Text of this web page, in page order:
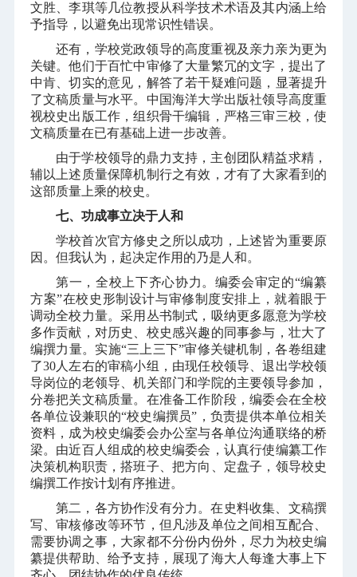
文胜、李琪等几位教授从科学技术术语及其内涵上给
予指导，以避免出现常识性错误。
还有，学校党政领导的高度重视及亲力亲为更为
关键。他们于百忙中审修了大量繁冗的文字，提出了
中肯、切实的意见，解答了若干疑难问题，显著提升
了文稿质量与水平。中国海洋大学出版社领导高度重
视校史出版工作，组织骨干编辑，严格三审三校，使
文稿质量在已有基础上进一步改善。
由于学校领导的鼎力支持，主创团队精益求精，
辅以上述质量保障机制行之有效，才有了大家看到的
这部质量上乘的校史。
七、功成事立决于人和
学校首次官方修史之所以成功，上述皆为重要原
因。但我认为，起决定作用的乃是人和。
第一，全校上下齐心协力。编委会审定的“编纂
方案”在校史形制设计与审修制度安排上，就着眼于
调动全校力量。采用丛书制式，吸纳更多愿意为学校
多作贡献，对历史、校史感兴趣的同事参与，壮大了
编撰力量。实施“三上三下”审修关键机制，各卷组建
了30人左右的审稿小组，由现任校领导、退出学校领
导岗位的老领导、机关部门和学院的主要领导参加，
分卷把关文稿质量。在准备工作阶段，编委会在全校
各单位设兼职的“校史编撰员”，负责提供本单位相关
资料，成为校史编委会办公室与各单位沟通联络的桥
梁。由近百人组成的校史编委会，认真行使编纂工作
决策机构职责，搭班子、把方向、定盘子，领导校史
编撰工作按计划有序推进。
第二，各方协作没有分力。在史料收集、文稿撰
写、审核修改等环节，但凡涉及单位之间相互配合、
需要协调之事，大家都不分份内份外，尽力为校史编
纂提供帮助、给予支持，展现了海大人每逢大事上下